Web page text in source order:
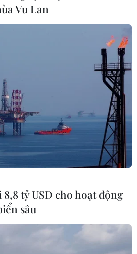
Airlines để mở đường
thành phố lớn của Việt
(TTXVN/Vietnam+)
#SDGs
Vu Lan
tỷ USD cho hoạt động
sâu